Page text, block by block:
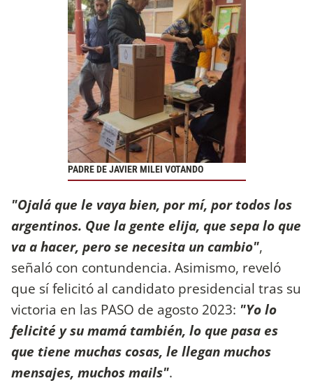
PADRE DE JAVIER MILEI VOTANDO
"Ojalá que le vaya bien, por mí, por todos los
argentinos. Que la gente elija, que sepa lo que
va a hacer, pero se necesita un cambio",
señaló con contundencia. Asimismo, reveló
que sí felicitó al candidato presidencial tras su
victoria en las PASO de agosto 2023: "Yo lo
felicité y su mamá también, lo que pasa es
que tiene muchas cosas, le llegan muchos
mensajes, muchos mails".